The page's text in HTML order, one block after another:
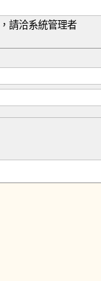
請洽系統管理者